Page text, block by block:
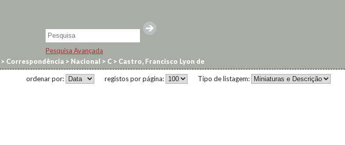
Pesquisa Avançada
> Correspondência > Nacional > C > Castro, Francisco Lyon de
Tipo de listagem:
registos por página:
ordenar por: